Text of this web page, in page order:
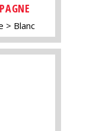
Blanc